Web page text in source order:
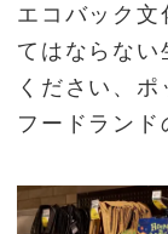
エコバック文
てはならない
ください、
フードランド